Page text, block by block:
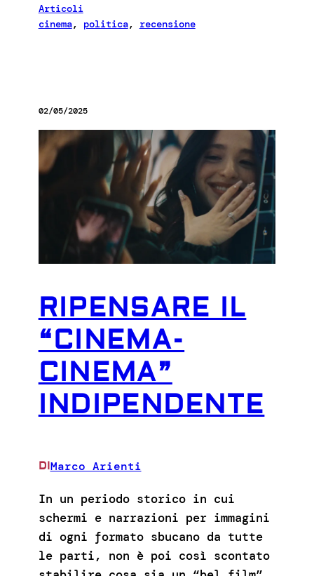
Articoli
cinema, politica, recensione
02/05/2025
RIPENSARE IL
“CINEMA-
CINEMA”
INDIPENDENTE
DIMarco Arienti
In un periodo storico in cui
schermi e narrazioni per immagini
di ogni formato sbucano da tutte
le parti, non è poi così scontato